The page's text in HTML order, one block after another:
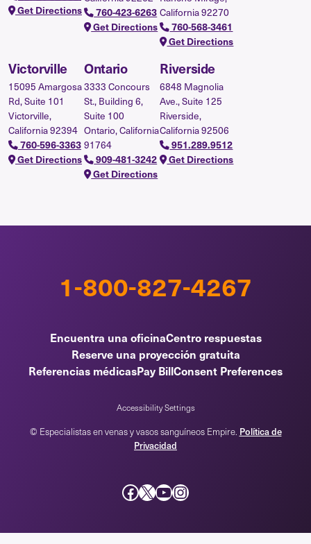
Get Directions
760-423-6263
Get Directions
California 92270
760-568-3461
Get Directions
Victorville
15095 Amargosa
Rd, Suite 101
Victorville,
California 92394
760-596-3363
Get Directions
Ontario
3333 Concours
St., Building 6,
Suite 100
Ontario, California
91764
909-481-3242
Get Directions
Riverside
6848 Magnolia
Ave., Suite 125
Riverside,
California 92506
951.289.9512
Get Directions
1-800-827-4267
Encuentra una oficinaCentro respuestas
Reserve una proyección gratuita
Referencias médicasPay BillConsent Preferences
Accessibility Settings
© Especialistas en venas y vasos sanguíneos Empire. Política de
Privacidad
Facebook incógnita YouTube Instagram